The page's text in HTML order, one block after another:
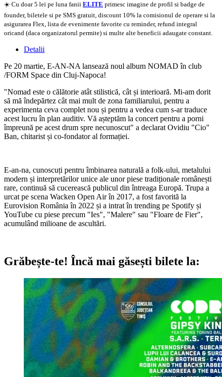
☀️ Cu doar 5 lei pe luna fanii ELITE primesc imagine de profil si badge de
founder, biletele si pe SMS gratuit, discount 10% la comisionul de operare si la
asigurarea Flex, lista de evenimente favorite cu reminder, refund integral
oricand (daca organizatorul permite) si multe alte beneficii adaugate constant.
Detalii
Pe 20 martie, E-AN-NA lansează noul album NOMAD în club
/FORM Space din Cluj-Napoca!
"Nomad este o călătorie atât stilistică, cât și interioară. Mi-am dorit
să mă îndepărtez cât mai mult de zona familiarului, pentru a
experimenta ceva complet nou și pentru a vedea cum s-ar traduce
acest lucru în plan auditiv. Vă așteptăm la concert pentru a porni
împreună pe acest drum spre necunoscut" a declarat Ovidiu "Cio"
Ban, chitarist și co-fondator al formației.
E-an-na, cunoscuți pentru îmbinarea naturală a folk-ului, metalului
modern și interpretărilor unice ale unor piese tradiționale românești
rare, continuă să cucerească publicul din întreaga Europă. Trupa a
urcat pe scena Wacken Open Air în 2017, a fost favorită la
Eurovision România în 2022 și a intrat în trending pe Spotify și
YouTube cu piese precum "Ies", "Malere" sau "Floare de Fier",
acumulând milioane de ascultări.
Grăbește-te! Încă mai găsești bilete la: